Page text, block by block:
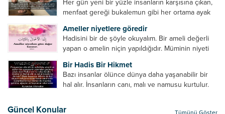
zikretmek ölüye zarar vermez, fayda da vermez....
Her gün yeni bir yüzle insanların karşısına çıkan,
menfaat gereği bukalemun gibi her ortama ayak
insan grubudur. Müminlerin yanında mümin gibi
duran,...
Ameller niyetlere göredir
Hadisini bir de şöyle okuyalım. Bir ameli değerli
yapan o amelin niçin yapıldığıdır. Müminin niyeti
namazın hiçbir değeri yoktur. Gösteriş için
okunan ezanın hiçbir...
Bir Hadis Bir Hikmet
Bazı insanlar ölünce dünya daha yaşanabilir bir
hal alır. İnsanların canı, malı ve namusu kurtulur.
Güncel Konular